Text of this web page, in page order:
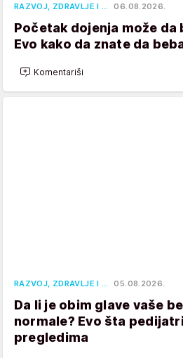
RAZVOJ, ZDRAVLJE I … 06.08.2026.
Početak dojenja može da
Evo kako da znate da
Komentariši
RAZVOJ, ZDRAVLJE I … 05.08.2026.
Da li je obim glave vaše
normale? Evo šta
pregledima